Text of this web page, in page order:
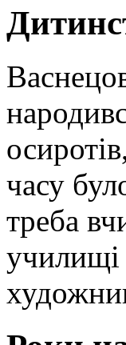
часу
треба
училищі